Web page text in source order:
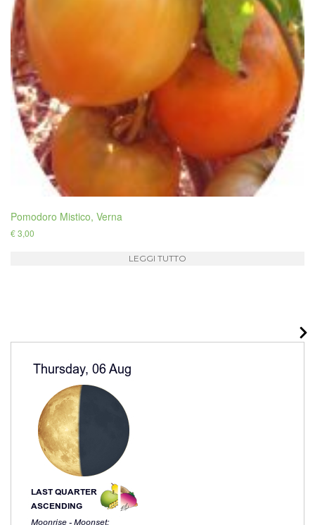
Pomodoro Mistico, Verna
€3,00
LEGGI TUTTO